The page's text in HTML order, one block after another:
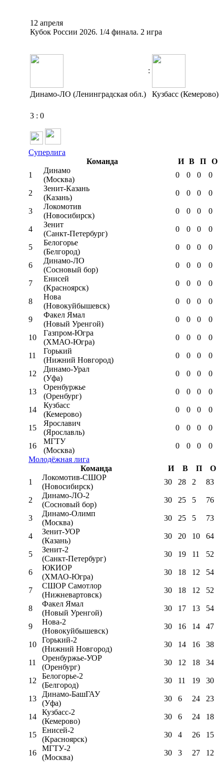
12 апреля
Кубок России 2026. 1/4 финала. 2 игра
:
Динамо-ЛО (Ленинградская обл.) Кузбасс (Кемерово)
3 : 0
Суперлига
Команда
И В П
О
1
Динамо
(Москва)
0 0 0 0
2
Зенит-Казань
(Казань)
0 0 0 0
3
Локомотив
(Новосибирск)
0 0 0 0
4
Зенит
(Санкт-Петербург)
0 0 0 0
5
Белогорье
(Белгород)
0 0 0 0
6
Динамо-ЛО
(Сосновый бор)
0 0 0 0
7
Енисей
(Красноярск)
0 0 0 0
8
Нова
(Новокуйбышевск)
0 0 0 0
9
Факел Ямал
(Новый Уренгой)
0 0 0 0
10
Газпром-Югра
(ХМАО-Югра)
0 0 0 0
11
Горький
(Нижний Новгород)
0 0 0 0
12
Динамо-Урал
(Уфа)
0 0 0 0
13
Оренбуржье
(Оренбург)
0 0 0 0
14
Кузбасс
(Кемерово)
0 0 0 0
15
Ярославич
(Ярославль)
0 0 0 0
16
МГТУ
(Москва)
0 0 0
0
Молодёжная лига
Команда
И В П
О
1
Локомотив-CШОР
(Новосибирск)
30 28 2 83
2
Динамо-ЛО-2
(Сосновый бор)
30 25 5 76
3
Динамо-Олимп
(Москва)
30 25 5 73
4
Зенит-УОР
(Казань)
30 20 10 64
5
Зенит-2
(Санкт-Петербург)
30 19 11 52
6
ЮКИОР
(ХМАО-Югра)
30 18 12 54
7
СШОР Самотлор
(Нижневартовск)
30 18 12 52
8
Факел Ямал
(Новый Уренгой)
30 17 13 54
9
Нова-2
(Новокуйбышевск)
30 16 14 47
10
Горький-2
(Нижний Новгород)
30 14 16 38
11
Оренбуржье-УОР
(Оренбург)
30 12 18 34
12
Белогорье-2
(Белгород)
30 11 19 30
13
Динамо-БашГАУ
(Уфа)
30 6 24 23
14
Кузбасс-2
(Кемерово)
30 6 24 18
15
Енисей-2
(Красноярск)
30 4 26 15
16
МГТУ-2
(Москва)
30 3 27 12